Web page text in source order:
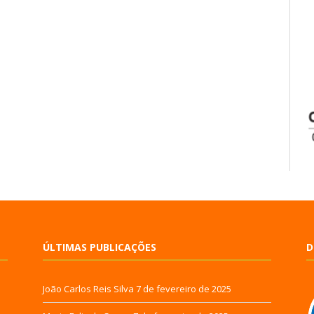
ÚLTIMAS PUBLICAÇÕES
João Carlos Reis Silva 7 de fevereiro de 2025